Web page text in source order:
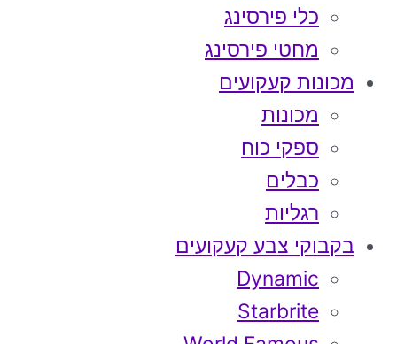
כלי פירסינג
מחטי פירסינג
מכונות קעקועים
מכונות
ספקי כוח
כבלים
רגליות
בקבוקי צבע קעקועים
Dynamic
Starbrite